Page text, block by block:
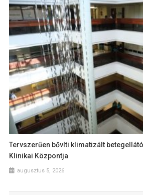
Tervszerűen bővíti klimatizált
Klinikai Központja
augusztus 5, 2026